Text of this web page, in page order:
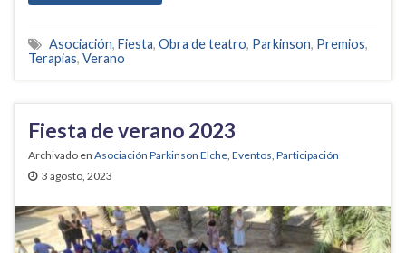
Asociación, Fiesta, Obra de teatro, Parkinson, Premios,
Terapias, Verano
Fiesta de verano 2023
Archivado en Asociación Parkinson Elche, Eventos, Participación
3 agosto, 2023